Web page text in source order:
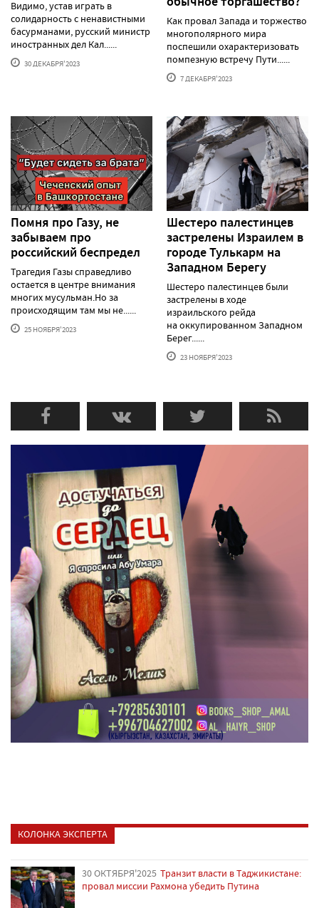
Видимо, устав играть в
солидарность с ненавистными
басурманами, русский министр
иностранных дел Кал......
30 ДЕКАБРЯ'2023
Как провал Запада и торжество
многополярного мира
поспешили охарактеризовать
помпезную встречу Пути......
7 ДЕКАБРЯ'2023
Помня про Газу, не
забываем про
российский беспредел
Трагедия Газы справедливо
остается в центре внимания
многих мусульман.Но за
происходящим там мы не......
25 НОЯБРЯ'2023
Шестеро палестинцев
застрелены Израилем в
городе Тулькарм на
Западном Берегу
Шестеро палестинцев были
застрелены в ходе
израильского рейда
на оккупированном Западном
Берег......
23 НОЯБРЯ'2023
КОЛОНКА ЭКСПЕРТА
30 ОКТЯБРЯ'2025 Транзит власти в Таджикистане:
провал миссии Рахмона убедить Путина